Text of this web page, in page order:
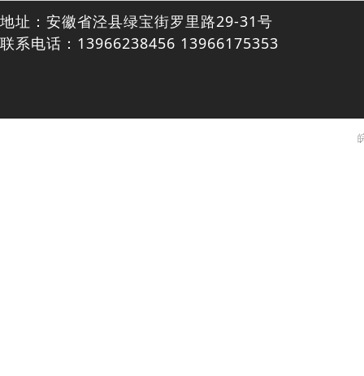
地址：安徽省泾县绿宝街罗里路29-31号
联系电话：13966238456 13966175353